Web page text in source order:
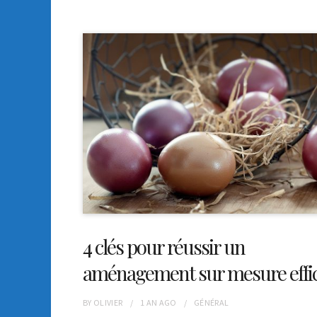
4 clés pour réussir un
aménagement sur mesure
BY OLIVIER 1 AN AGO GÉNÉRAL